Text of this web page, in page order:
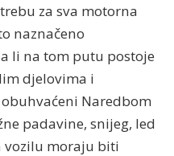
za sva motorna
naznačeno
li na tom putu postoje
djelovima i
Naredbom
padavine, snijeg, led
vozilu moraju biti